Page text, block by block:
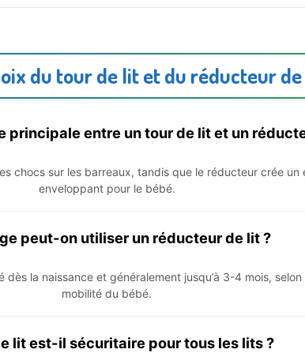
du tour de lit et du réducteur
principale entre un tour de lit et un
chocs sur les barreaux, tandis que le réducteur crée un
enveloppant pour le bébé.
peut-on utiliser un réducteur de lit ?
la naissance et généralement jusqu’à 3-4 mois, selon
mobilité du bébé.
lit est-il sécuritaire pour tous les lits ?